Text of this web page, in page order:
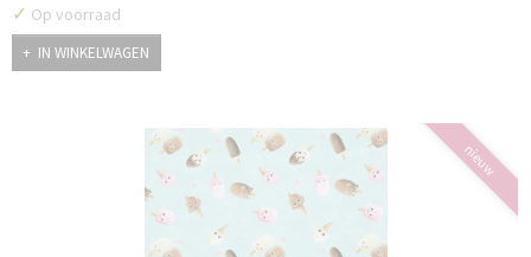
✓ Op voorraad
IN WINKELWAGEN
nieuw